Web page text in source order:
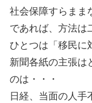
社会保障すらまま
であれば、方法は
ひとつは「移民に
新聞各紙の主張は
のは・・・
日経、当面の人手